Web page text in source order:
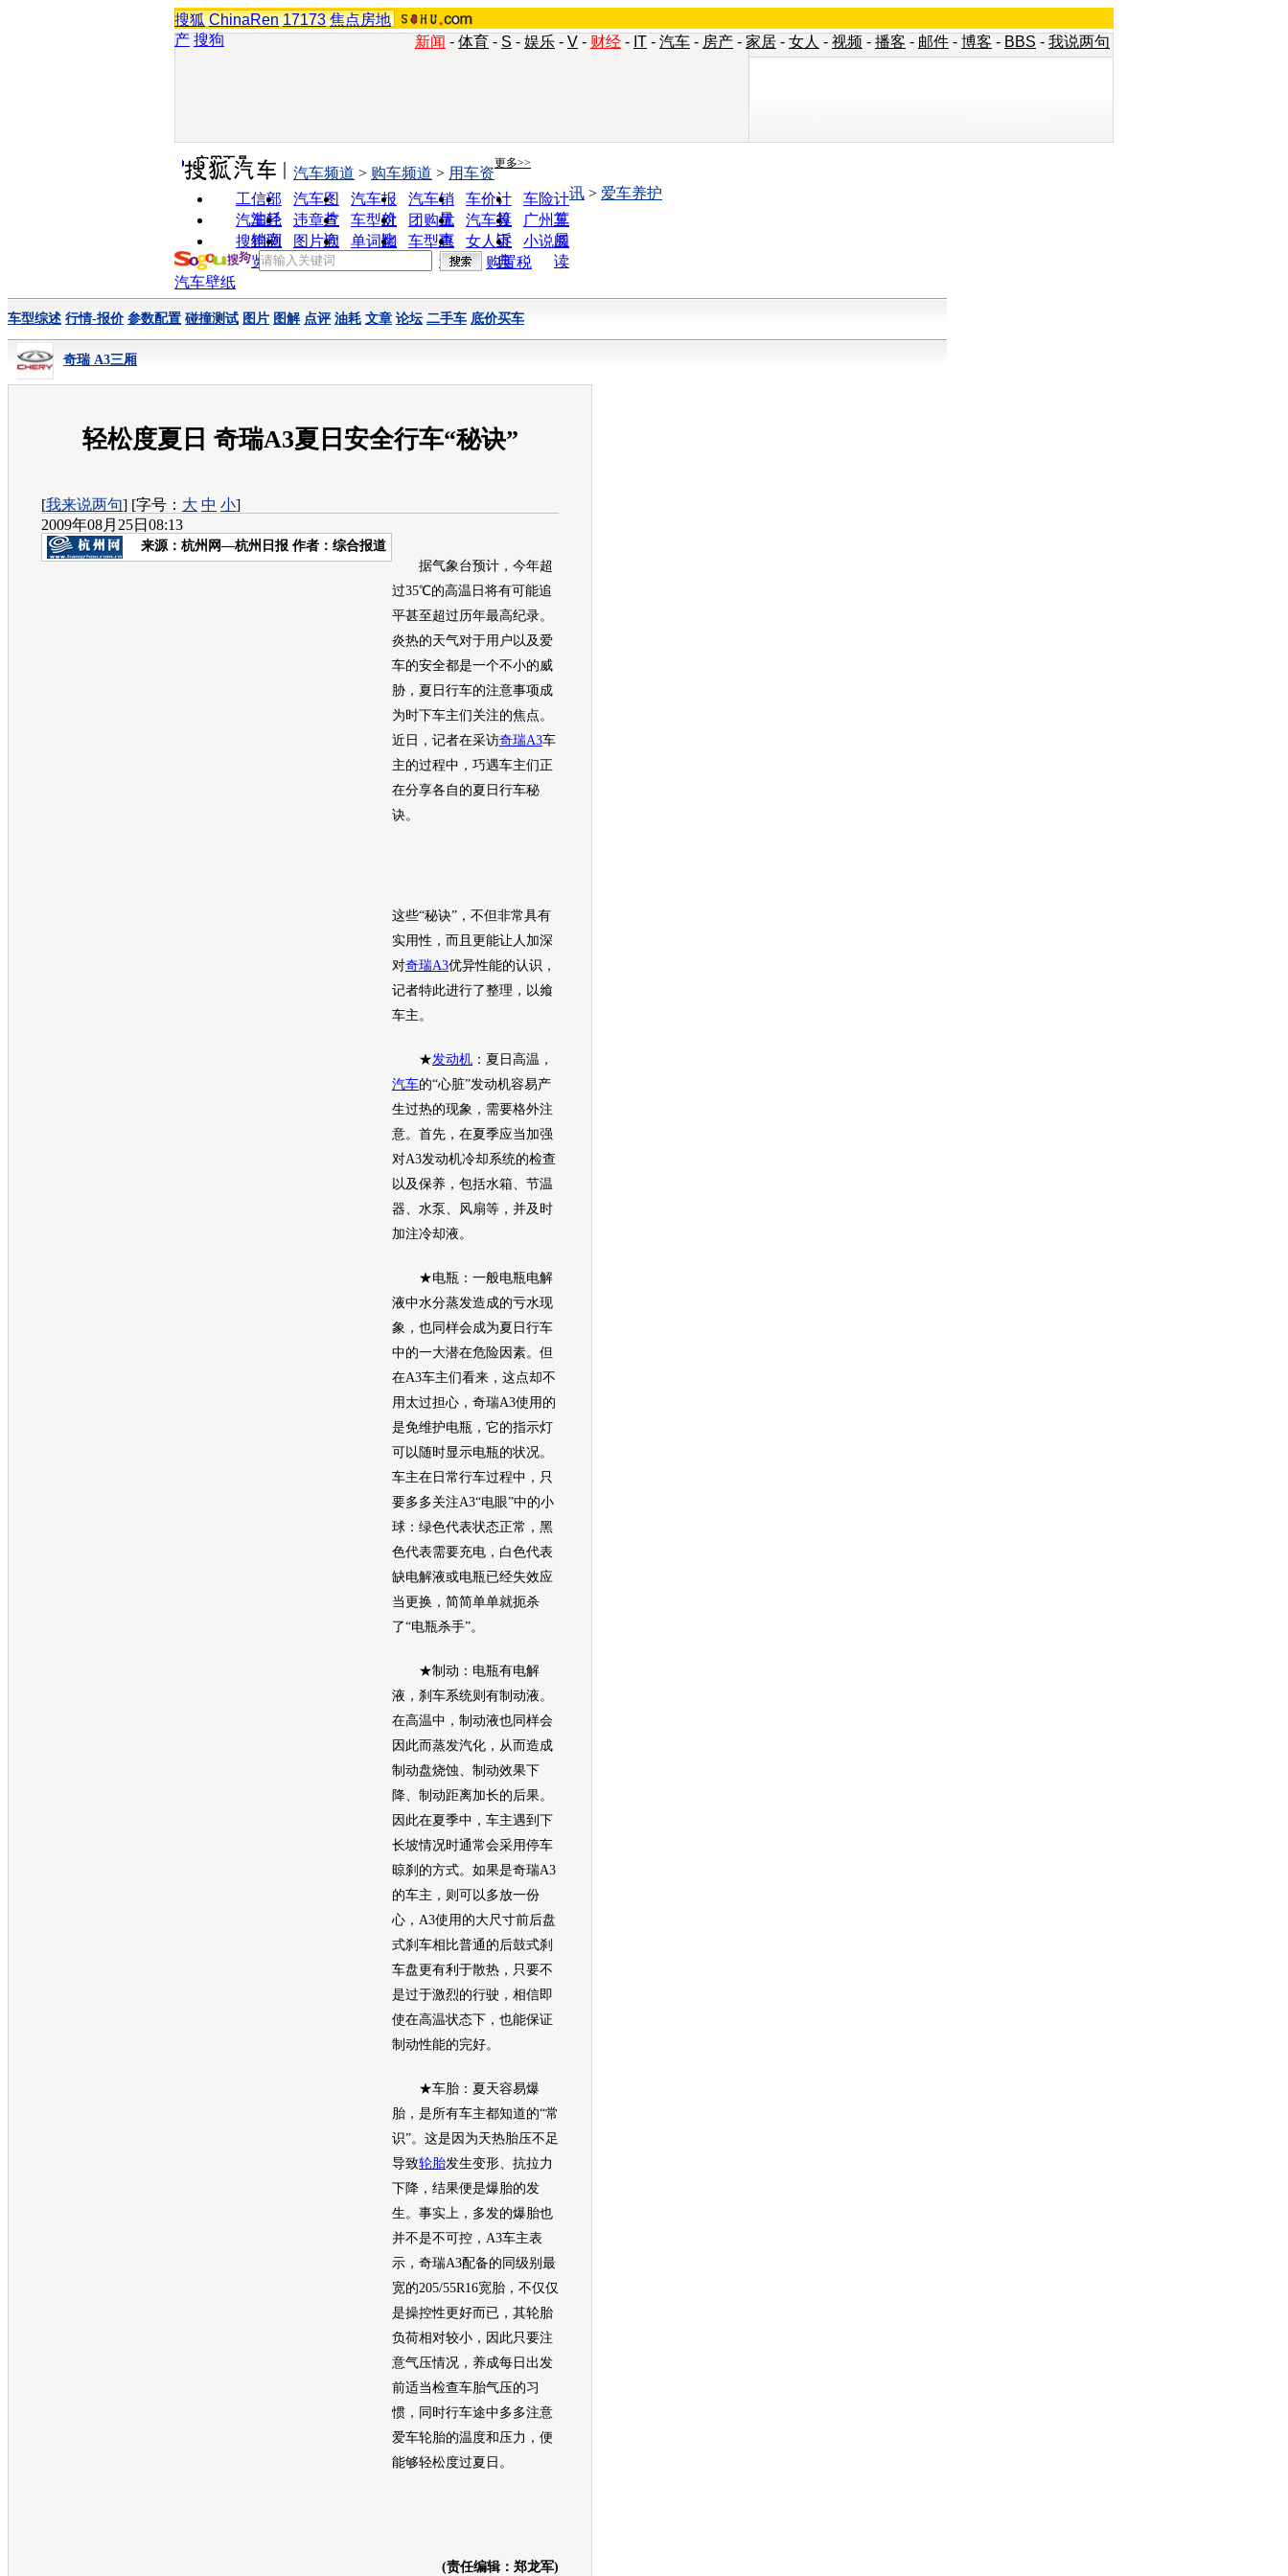
搜狐 ChinaRen 17173 焦点房地
产 搜狗 新闻 - 体育 - S - 娱乐 - V - 财经 - IT - 汽车 - 房产 - 家居 - 女人 - 视频 - 播客 - 邮件 - 博客 - BBS - 我说两句
实用工具 更多>>
工信部
油耗
汽车图
片
汽车报
价
汽车销
量
车价计
算
车险计
算
汽车经
销商
违章查
询
车型对
比
团购优
惠
汽车投
诉
广州车
展
搜狗浏
览器
图片欣
赏
单词翻
车型查
询
女人宝
典
小说阅
读
汽车频道 > 购车频道 > 用车资
讯 > 爱车养护
购置税
汽车壁纸
车型综述 行情-报价 参数配置 碰撞测试 图片 图解 点评 油耗 文章 论坛 二手车 底价买车
奇瑞 A3三厢
轻松度夏日 奇瑞A3夏日安全行车“秘诀”
[我来说两句] [字号： 大 中 小]
2009年08月25日08:13
来源： 杭州网—杭州日报 作者：综合报道
据气象台预计，今年超
过35℃的高温日将有可能追
平甚至超过历年最高纪录。
炎热的天气对于用户以及爱
车的安全都是一个不小的威
胁，夏日行车的注意事项成
为时下车主们关注的焦点。
近日，记者在采访奇瑞A3车
主的过程中，巧遇车主们正
在分享各自的夏日行车秘
诀。
这些“秘诀”，不但非常具有
实用性，而且更能让人加深
对奇瑞A3优异性能的认识，
记者特此进行了整理，以飨
车主。
★发动机 ：夏日高温，
汽车的“心脏”发动机容易产
生过热的现象，需要格外注
意。首先，在夏季应当加强
对A3发动机冷却系统的检查
以及保养，包括水箱、节温
器、水泵、风扇等，并及时
加注冷却液。
★电瓶：一般电瓶电解
液中水分蒸发造成的亏水现
象，也同样会成为夏日行车
中的一大潜在危险因素。但
在A3车主们看来，这点却不
用太过担心， 奇瑞A3使用的
是免维护电瓶，它的指示灯
可以随时显示电瓶的状况。
车主在日常行车过程中，只
要多多关注A3“电眼”中的小
球：绿色代表状态正常，黑
色代表需要充电，白色代表
缺电解液或电瓶已经失效应
当更换，简简单单就扼杀
了“电瓶杀手”。
★制动：电瓶有电解
液，刹车系统则有制动液。
在高温中，制动液也同样会
因此而蒸发汽化，从而造成
制动盘烧蚀、制动效果下
降、制动距离加长的后果。
因此在夏季中，车主遇到下
长坡情况时通常会采用停车
晾刹的方式。如果是奇瑞A3
的车主，则可以多放一份
心，A3使用的大尺寸前后盘
式刹车相比普通的后鼓式刹
车盘更有利于散热，只要不
是过于激烈的行驶，相信即
使在高温状态下，也能保证
制动性能的完好。
★车胎：夏天容易爆
胎，是所有车主都知道的“常
识”。这是因为天热胎压不足
导致轮胎发生变形、抗拉力
下降，结果便是爆胎的发
生。事实上，多发的爆胎也
并不是不可控，A3车主表
示， 奇瑞A3配备的同级别最
宽的205/55R16宽胎，不仅仅
是操控性更好而已，其轮胎
负荷相对较小，因此只要注
意气压情况，养成每日出发
前适当检查车胎气压的习
惯，同时行车途中多多注意
爱车轮胎的温度和压力，便
能够轻松度过夏日。
(责任编辑：郑龙军)